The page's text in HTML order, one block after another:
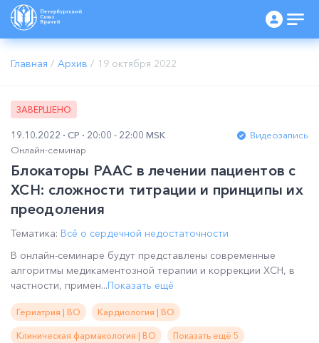
Главная / Архив / 19 октября 2022
ЗАВЕРШЕНО
19.10.2022 СР 20:00 - 22:00 MSK
Видеозапись
Онлайн-семинар
Блокаторы РААС в лечении пациентов с
ХСН: сложности титрации и принципы их
преодоления
Тематика: Всё о сердечной недостаточности
В онлайн-семинаре будут представлены современные
алгоритмы медикаментозной терапии и коррекции ХСН, в
частности, примен...Показать ещё
Гериатрия | ВО Кардиология | ВО
Клиническая фармакология | ВО Показать ещё 5